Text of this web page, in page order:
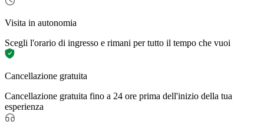
Visita in autonomia
Scegli l'orario di ingresso e rimani per tutto il tempo che vuoi
Cancellazione gratuita
Cancellazione gratuita fino a 24 ore prima dell'inizio della tua
esperienza